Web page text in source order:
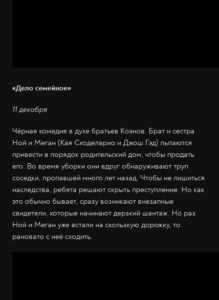
«Дело семейное»
11 декабря
Чёрная комедия в духе братьев Коэнов. Брат и сестра
Ной и Меган (Кая Скоделарио и Джош Гэд) пытаются
привести в порядок родительский дом, чтобы продать
его. Во время уборки они вдруг обнаруживают труп
соседки, пропавшей много лет назад. Чтобы не лишиться
наследства, ребята решают скрыть преступление. Но как
это обычно бывает, сразу возникают внезапные
свидетели, которые начинают дерзкий шантаж. Но раз
Ной и Меган уже встали на скользкую дорожку, то
рановато с неё сходить.